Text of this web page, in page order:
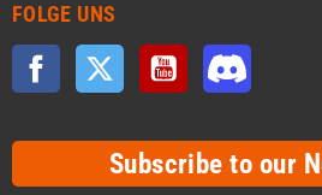
FOLGE UNS
Facebook Twitter YouTube
Subscribe to our